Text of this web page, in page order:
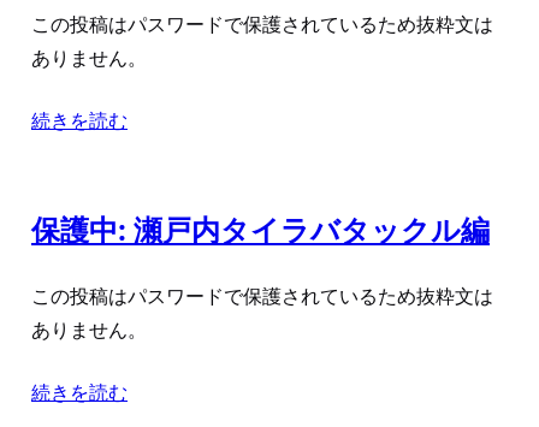
この投稿はパスワードで保護されているため抜粋文は
ありません。
続きを読む
保護中: 瀬戸内タイラバタックル編
この投稿はパスワードで保護されているため抜粋文は
ありません。
続きを読む